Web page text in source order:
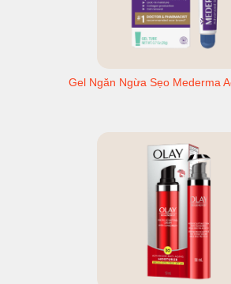
Gel Ngăn Ngừa Sẹo Mederma